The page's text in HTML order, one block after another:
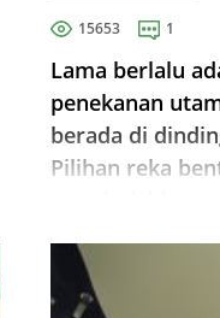
15653 1
Lama berlalu
penekanan
berada di
Pilihan reka
hiasan ...